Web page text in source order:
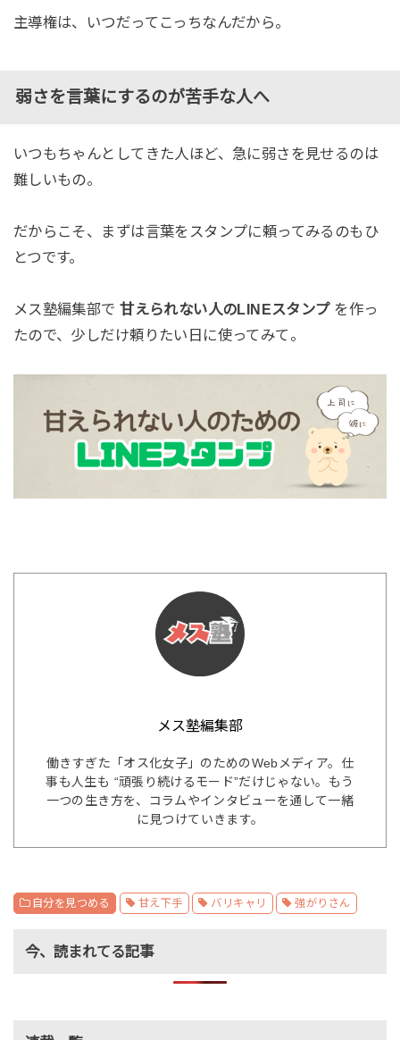
主導権は、いつだってこっちなんだから。
弱さを言葉にするのが苦手な人へ
いつもちゃんとしてきた人ほど、急に弱さを見せるのは
難しいもの。
だからこそ、まずは言葉をスタンプに頼ってみるのもひ
とつです。
メス塾編集部で甘えられない人のLINEスタンプを作っ
たので、少しだけ頼りたい日に使ってみて。
メス塾編集部
働きすぎた「オス化女子」のためのWebメディア。仕
事も人生も “頑張り続けるモード”だけじゃない。もう
一つの生き方を、コラムやインタビューを通して一緒
に見つけていきます。
自分を見つめる 甘え下手 バリキャリ 強がりさん
今、読まれてる記事